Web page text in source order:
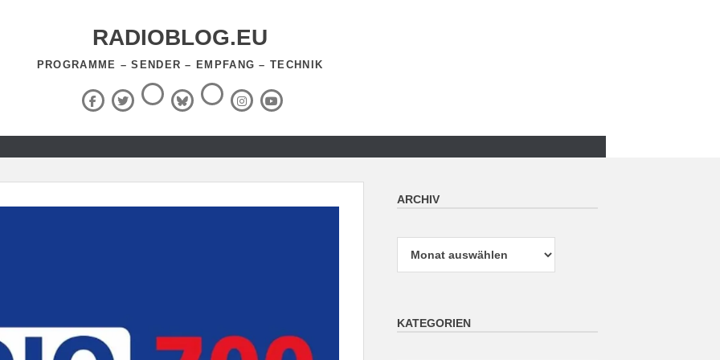
RADIOBLOG.EU
PROGRAMME – SENDER – EMPFANG – TECHNIK
Facebook
X
(Twitter)
ThreadsBlueSky
RSS-
Feed InstagramYouTube
ARCHIV
KATEGORIEN